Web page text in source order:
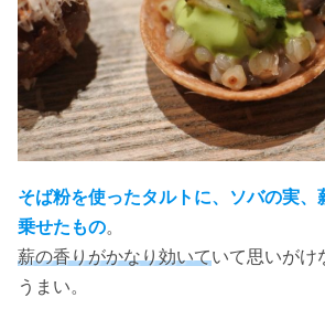
そば粉を使ったタルトに、ソバの実、
乗せたもの。
薪の香りがかなり効いていて思いがけ
うまい。